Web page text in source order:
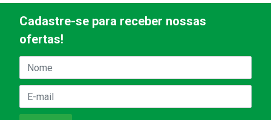
Cadastre-se para receber nossas
ofertas!